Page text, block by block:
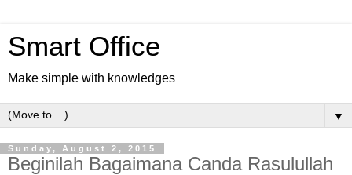
Smart Office
Make simple with knowledges
▼
Sunday, August 2, 2015
Beginilah Bagaimana Canda Rasulullah